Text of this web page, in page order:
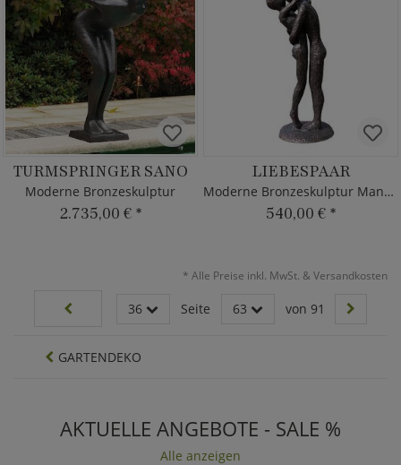
TURMSPRINGER SANO
Moderne Bronzeskulptur
2.735,00 € *
LIEBESPAAR
Moderne Bronzeskulptur Mann & Frau
540,00 € *
* Alle Preise inkl. MwSt. & Versandkosten
36 Seite 63 von 91
GARTENDEKO
AKTUELLE ANGEBOTE - SALE %
Alle anzeigen